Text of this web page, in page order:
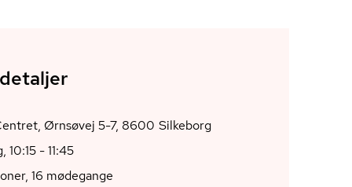
ØrnsøCentret, Ørnsøvej 5-7, 8600 Silkeborg
10:15 - 11:45
16 mødegange